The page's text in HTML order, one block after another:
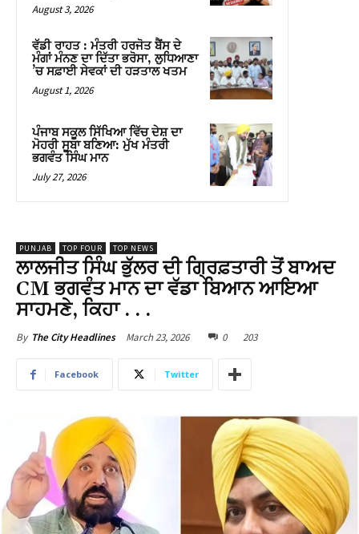
August 3, 2026
ਵੱਡੀ ਰਾਹਤ : ਮੰਤਰੀ ਹਰਜੋਤ ਬੈਂਸ ਦੇ
ਮੰਗਾਂ ਮੰਨਣ ਦਾ ਦਿੱਤਾ ਭਰੋਸਾ, ਲੁਧਿਆਣਾ
’ਚ ਸਫ਼ਾਈ ਸੇਵਕਾਂ ਦੀ ਹੜਤਾਲ ਖਤਮ
August 1, 2026
ਪੰਜਾਬ ਸਕੂਲ ਸਿੱਖਿਆ ਵਿੱਚ ਦੇਸ਼ ਦਾ
ਮੋਹਰੀ ਸੂਬਾ ਬਣਿਆ: ਮੁੱਖ ਮੰਤਰੀ
ਭਗਵੰਤ ਸਿੰਘ ਮਾਨ
July 27, 2026